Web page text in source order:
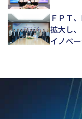
ＦＰＴ
拡大し
イノベ